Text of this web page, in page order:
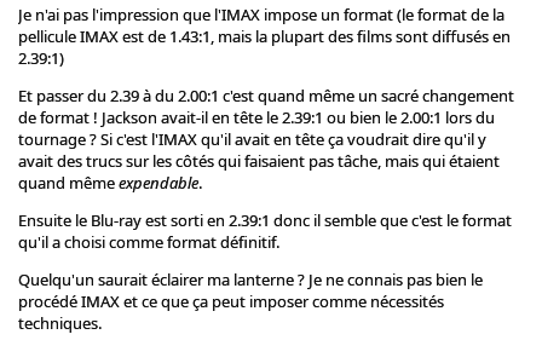
Je n'ai pas l'impression que l'IMAX impose un format (le format de la
pellicule IMAX est de 1.43:1, mais la plupart des films sont diffusés en
2.39:1)
Et passer du 2.39 à du 2.00:1 c'est quand même un sacré changement
de format ! Jackson avait-il en tête le 2.39:1 ou bien le 2.00:1 lors du
tournage ? Si c'est l'IMAX qu'il avait en tête ça voudrait dire qu'il y
avait des trucs sur les côtés qui faisaient pas tâche, mais qui étaient
quand mêmeexpendable.
Ensuite le Blu-ray est sorti en 2.39:1 donc il semble que c'est le format
qu'il a choisi comme format définitif.
Quelqu'un saurait éclairer ma lanterne ? Je ne connais pas bien le
procédé IMAX et ce que ça peut imposer comme nécessités
techniques.